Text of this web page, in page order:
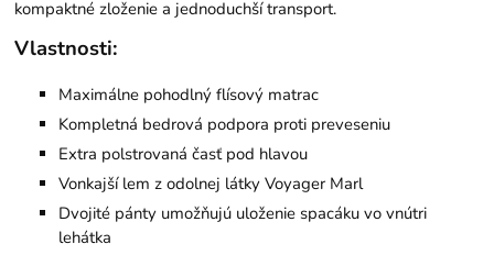
kompaktné zloženie a jednoduchší transport.
Vlastnosti:
Maximálne pohodlný flísový matrac
Kompletná bedrová podpora proti preveseniu
Extra polstrovaná časť pod hlavou
Vonkajší lem z odolnej látky Voyager Marl
Dvojité pánty umožňujú uloženie spacáku vo vnútri
lehátka